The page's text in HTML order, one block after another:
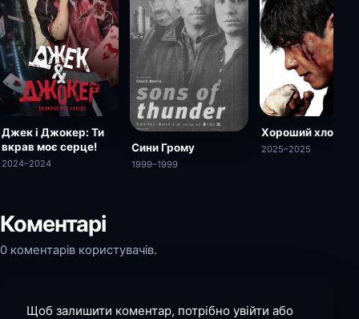
Джек і Джокер: Ти
вкрав моє серце!
2024–2024
Сини Грому
1999–1999
Хороший хлопець
2025–2025
Коментарі
0 коментарів користувачів.
Щоб залишити коментар, потрібно увійти або